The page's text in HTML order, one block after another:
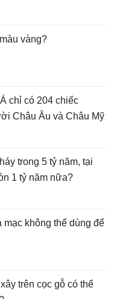
vàng?
chỉ có 204 chiếc
Châu Âu và Châu Mỹ
trong 5 tỷ năm, tại
1 tỷ năm nữa?
mạc không thể dùng để
trên cọc gỗ có thể